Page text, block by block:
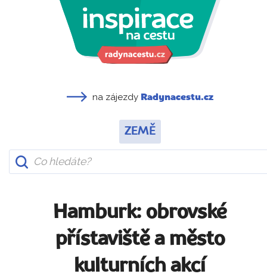
na zájezdy Radynacestu.cz
ZEMĚ
Hamburk: obrovské
přístaviště a město
kulturních akcí